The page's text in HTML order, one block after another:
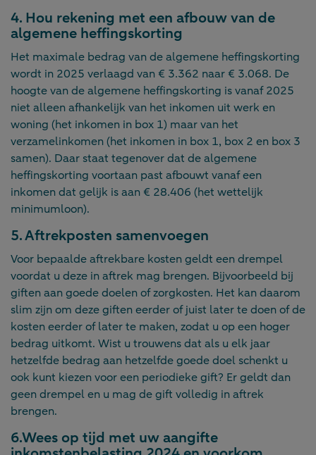
4. Hou rekening met een afbouw van de
algemene heffingskorting
Het maximale bedrag van de algemene heffingskorting
wordt in 2025 verlaagd van € 3.362 naar € 3.068. De
hoogte van de algemene heffingskorting is vanaf 2025
niet alleen afhankelijk van het inkomen uit werk en
woning (het inkomen in box 1) maar van het
verzamelinkomen (het inkomen in box 1, box 2 en box 3
samen). Daar staat tegenover dat de algemene
heffingskorting voortaan past afbouwt vanaf een
inkomen dat gelijk is aan € 28.406 (het wettelijk
minimumloon).
5. Aftrekposten samenvoegen
Voor bepaalde aftrekbare kosten geldt een drempel
voordat u deze in aftrek mag brengen. Bijvoorbeeld bij
giften aan goede doelen of zorgkosten. Het kan daarom
slim zijn om deze giften eerder of juist later te doen of de
kosten eerder of later te maken, zodat u op een hoger
bedrag uitkomt. Wist u trouwens dat als u elk jaar
hetzelfde bedrag aan hetzelfde goede doel schenkt u
ook kunt kiezen voor een periodieke gift? Er geldt dan
geen drempel en u mag de gift volledig in aftrek
brengen.
6.Wees op tijd met uw aangifte